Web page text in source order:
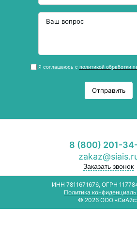
Я соглашаюсь с политикой обработки
Отправить
8 (800) 201-
Заказать звонок
ИНН 7811671676, ОГРН
Политика
© 2026 ООО